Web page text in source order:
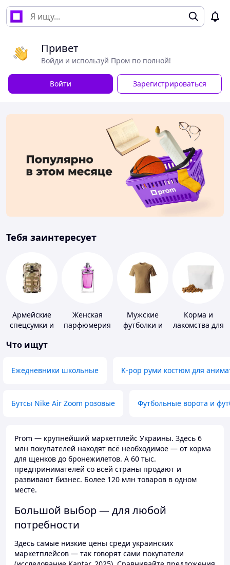
Привет
Войди и используй Пром по полной!
Войти Зарегистрироваться
Тебя заинтересует
Армейские
спецсумки и
Женская
парфюмерия
Мужские
футболки и
Корма и
лакомства для
Что ищут
Ежедневники школьные K-pop руми костюм для
Бутсы Nike Air Zoom розовые Футбольные ворота и
Prom — крупнейший маркетплейс Украины. Здесь 6
млн покупателей находят всё необходимое — от корма
для щенков до бронежилетов. А 60 тыс.
предпринимателей со всей страны продают и
развивают бизнес. Более 120 млн товаров в одном
месте.
Большой выбор — для любой
потребности
Здесь самые низкие цены среди украинских
маркетплейсов — так говорят сами покупатели